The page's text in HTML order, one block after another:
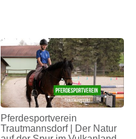
Pferdesportverein
Trautmannsdorf | Der Natur